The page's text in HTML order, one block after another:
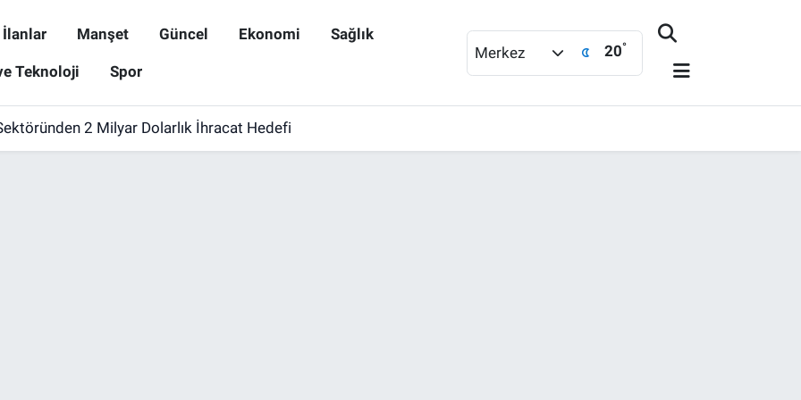
İlanlar Manşet Güncel Ekonomi Sağlık
Teknoloji Spor
Merkez 20°
2 Milyar Dolarlık İhracat Hedefi